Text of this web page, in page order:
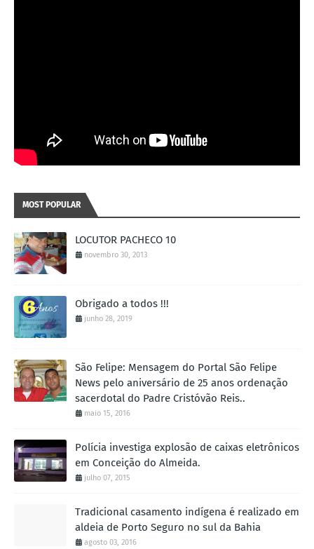
MOST POPULAR
LOCUTOR PACHECO 10
novembro 30, 2013
Obrigado a todos !!!
junho 28, 2019
São Felipe: Mensagem do Portal São Felipe
News pelo aniversário de 25 anos ordenação
sacerdotal do Padre Cristóvão Reis..
maio 15, 2016
Polícia investiga explosão de caixas eletrônicos
em Conceição do Almeida.
julho 07, 2015
Tradicional casamento indígena é realizado em
aldeia de Porto Seguro no sul da Bahia
agosto 03, 2016